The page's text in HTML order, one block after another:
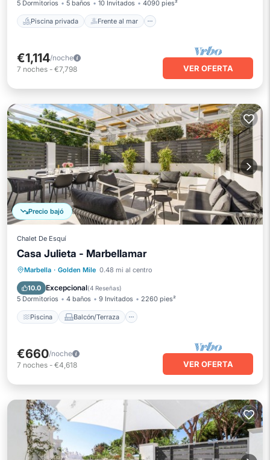
5 Dormitorios 5 baños 10 Invitados 4090 pies²
Piscina privada Frente al mar
€1,114/noche
7 noches - €7,798 VER OFERTA
Precio bajó
Chalet De Esquí
Casa Julieta - Marbellamar
Marbella · Golden Mile 0.48 mi al centro
10.0 Excepcional(4 Reseñas)
5 Dormitorios 4 baños 9 Invitados 2260 pies²
Piscina Balcón/Terraza
Piscina Balcón/Terraza
Aire acondicionado
€660/noche
7 noches - €4,618 VER OFERTA